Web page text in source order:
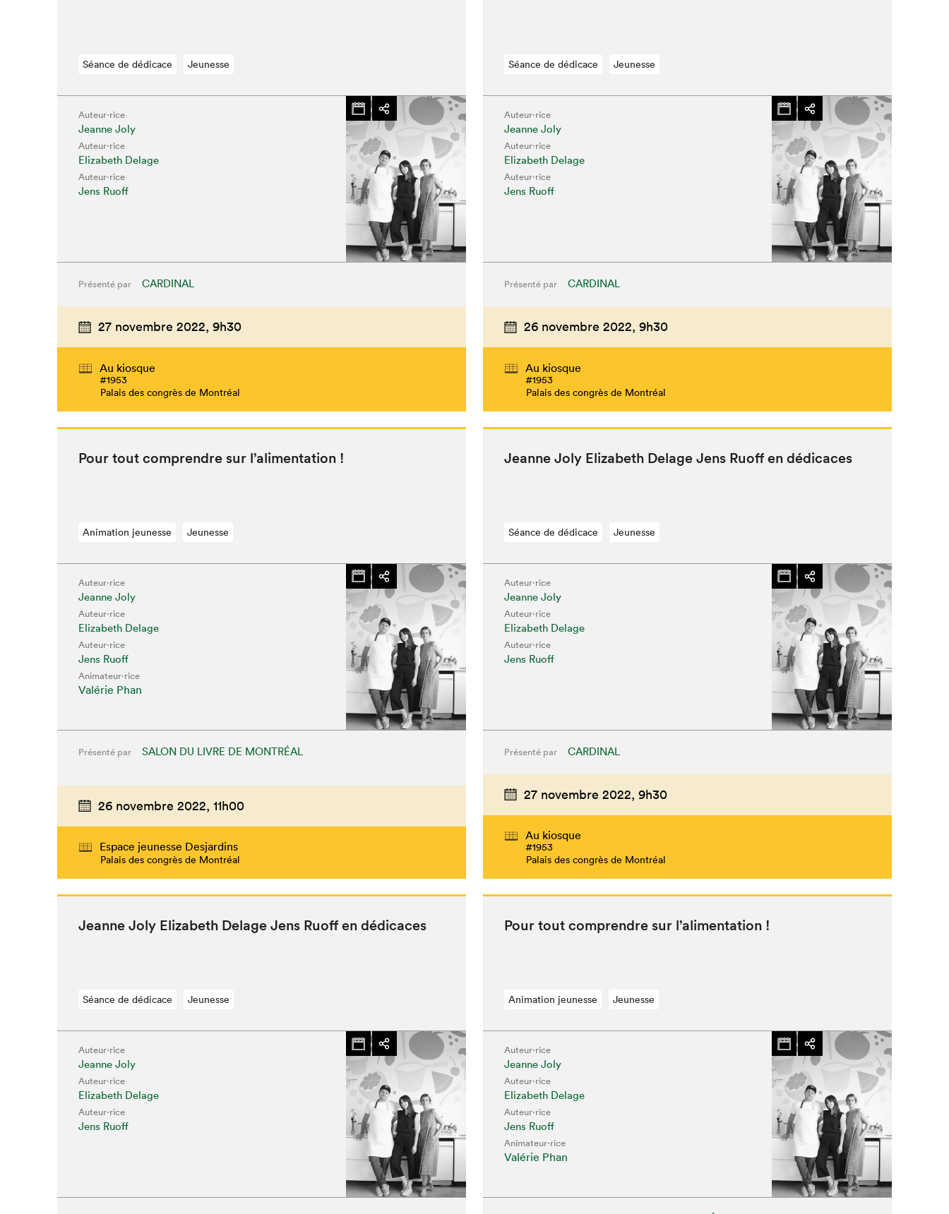
Que cherchez-vous?
Séance de dédicace Jeunesse
Auteur·rice
Jeanne Joly
Auteur·rice
Elizabeth Delage
Auteur·rice
Jens Ruoff
Présenté par CARDINAL
27 novembre 2022, 9h30
Au kiosque
#1953
Palais des congrès de Montréal
Séance de dédicace Jeunesse
Auteur·rice
Jeanne Joly
Auteur·rice
Elizabeth Delage
Auteur·rice
Jens Ruoff
Présenté par CARDINAL
26 novembre 2022, 9h30
Au kiosque
#1953
Palais des congrès de Montréal
Pour tout com­pren­dre sur l’alimentation !
Animation jeunesse Jeunesse
Auteur·rice
Jeanne Joly
Auteur·rice
Elizabeth Delage
Auteur·rice
Jens Ruoff
Animateur⋅rice
Valérie Phan
Présenté par SALON DU LIVRE DE MONTRÉAL
26 novembre 2022, 11h00
Espace jeunesse Desjardins
Palais des congrès de Montréal
Jeanne Joly Eliz­a­beth Delage Jens Ruoff en dédicaces
Séance de dédicace Jeunesse
Auteur·rice
Jeanne Joly
Auteur·rice
Elizabeth Delage
Auteur·rice
Jens Ruoff
Présenté par CARDINAL
27 novembre 2022, 9h30
Au kiosque
#1953
Palais des congrès de Montréal
Jeanne Joly Eliz­a­beth Delage Jens Ruoff en dédicaces
Séance de dédicace Jeunesse
Auteur·rice
Jeanne Joly
Auteur·rice
Elizabeth Delage
Auteur·rice
Jens Ruoff
Pour tout com­pren­dre sur l’alimentation !
Animation jeunesse Jeunesse
Auteur·rice
Jeanne Joly
Auteur·rice
Elizabeth Delage
Auteur·rice
Jens Ruoff
Animateur⋅rice
Valérie Phan